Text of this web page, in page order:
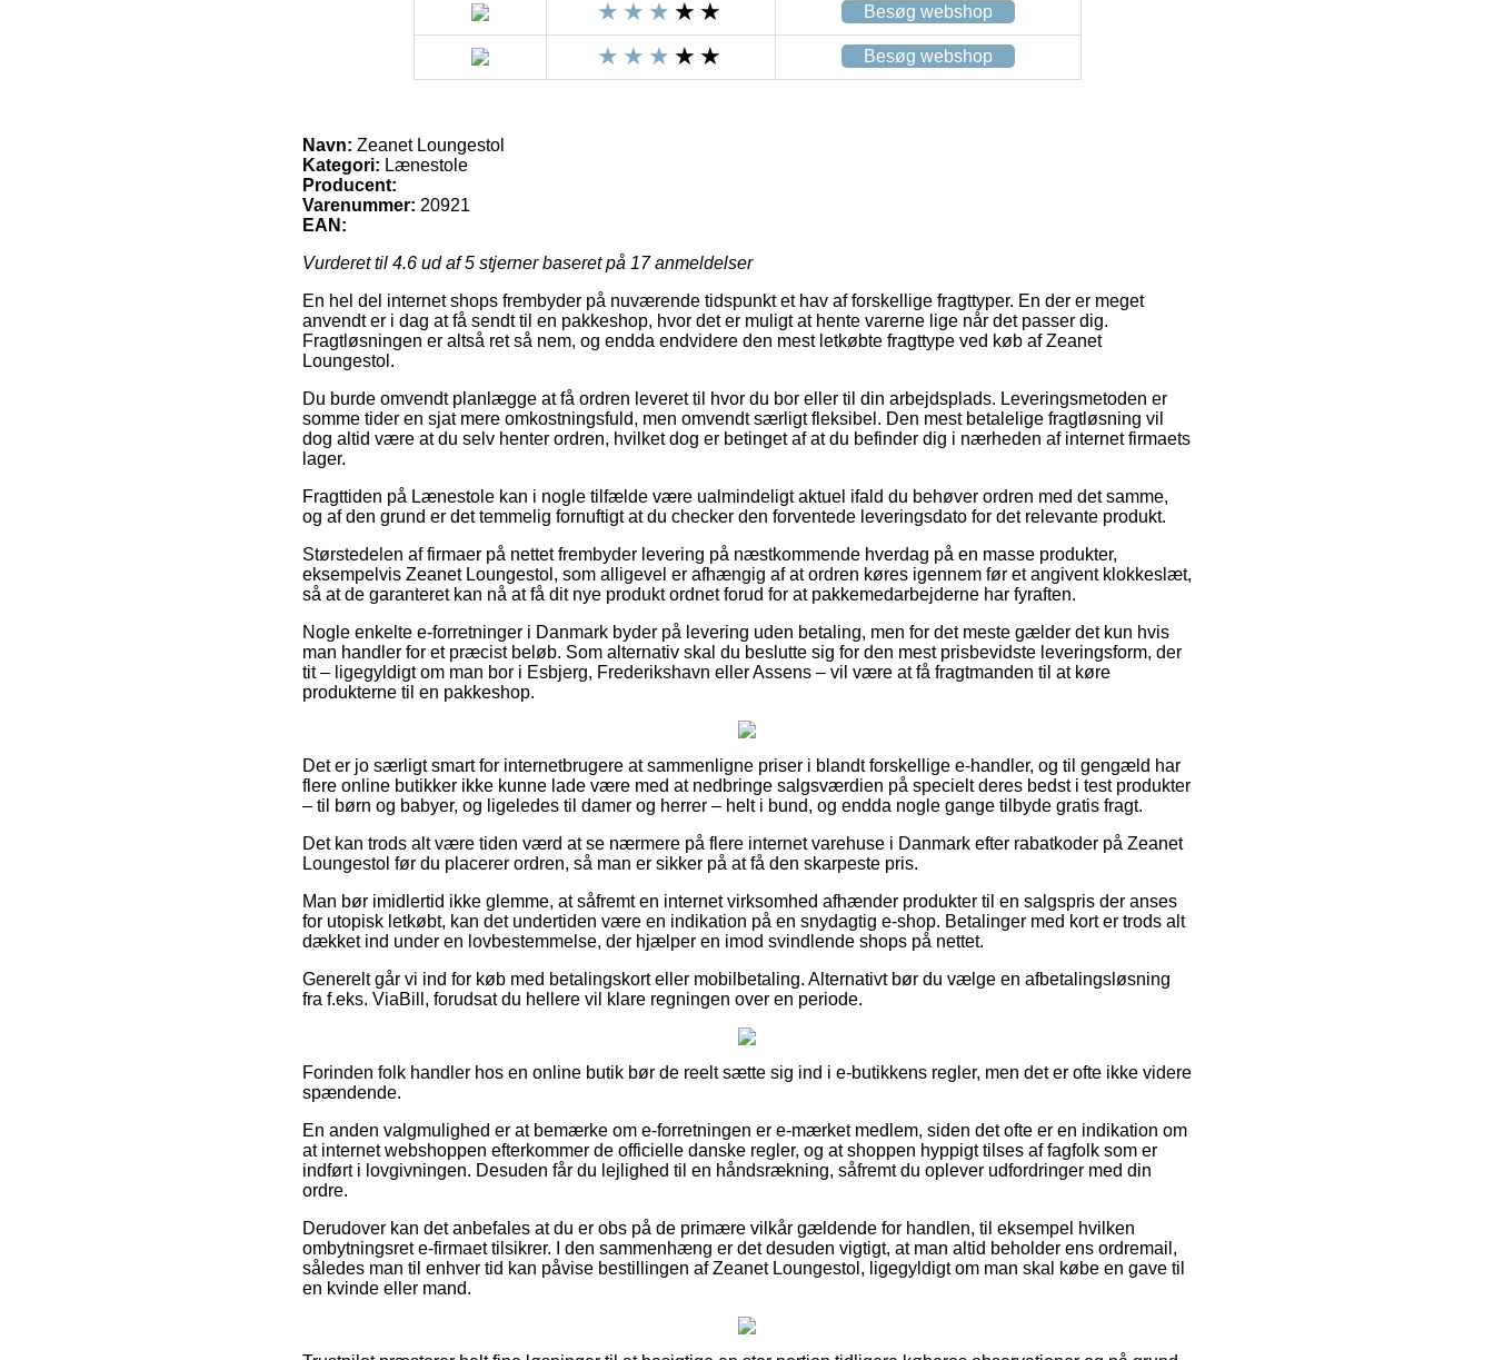
Besøg webshop
Besøg webshop
Navn: Zeanet Loungestol
Kategori: Lænestole
Producent:
Varenummer: 20921
EAN:
Vurderet til 4.6 ud af 5 stjerner baseret på 17anmeldelser
En hel del internet shops frembyder på nuværende tidspunkt et hav af forskellige fragttyper. En der er meget
anvendt er i dag at få sendt til en pakkeshop, hvor det er muligt at hente varerne lige når det passer dig.
Fragtløsningen er altså ret så nem, og endda endvidere den mest letkøbte fragttype ved køb af Zeanet
Loungestol.
Du burde omvendt planlægge at få ordren leveret til hvor du bor eller til din arbejdsplads. Leveringsmetoden er
somme tider en sjat mere omkostningsfuld, men omvendt særligt fleksibel. Den mest betalelige fragtløsning vil
dog altid være at du selv henter ordren, hvilket dog er betinget af at du befinder dig i nærheden af internet firmaets
lager.
Fragttiden på Lænestole kan i nogle tilfælde være ualmindeligt aktuel ifald du behøver ordren med det samme,
og af den grund er det temmelig fornuftigt at du checker den forventede leveringsdato for det relevante produkt.
Størstedelen af firmaer på nettet frembyder levering på næstkommende hverdag på en masse produkter,
eksempelvis Zeanet Loungestol, som alligevel er afhængig af at ordren køres igennem før et angivent klokkeslæt,
så at de garanteret kan nå at få dit nye produkt ordnet forud for at pakkemedarbejderne har fyraften.
Nogle enkelte e-forretninger i Danmark byder på levering uden betaling, men for det meste gælder det kun hvis
man handler for et præcist beløb. Som alternativ skal du beslutte sig for den mest prisbevidste leveringsform, der
tit – ligegyldigt om man bor i Esbjerg, Frederikshavn eller Assens – vil være at få fragtmanden til at køre
produkterne til en pakkeshop.
Det er jo særligt smart for internetbrugere at sammenligne priser i blandt forskellige e-handler, og til gengæld har
flere online butikker ikke kunne lade være med at nedbringe salgsværdien på specielt deres bedst i test produkter
– til børn og babyer, og ligeledes til damer og herrer – helt i bund, og endda nogle gange tilbyde gratis fragt.
Det kan trods alt være tiden værd at se nærmere på flere internet varehuse i Danmark efter rabatkoder på Zeanet
Loungestol før du placerer ordren, så man er sikker på at få den skarpeste pris.
Man bør imidlertid ikke glemme, at såfremt en internet virksomhed afhænder produkter til en salgspris der anses
for utopisk letkøbt, kan det undertiden være en indikation på en snydagtig e-shop. Betalinger med kort er trods alt
dækket ind under en lovbestemmelse, der hjælper en imod svindlende shops på nettet.
Generelt går vi ind for køb med betalingskort eller mobilbetaling. Alternativt bør du vælge en afbetalingsløsning
fra f.eks. ViaBill, forudsat du hellere vil klare regningen over en periode.
Forinden folk handler hos en online butik bør de reelt sætte sig ind i e-butikkens regler, men det er ofte ikke videre
spændende.
En anden valgmulighed er at bemærke om e-forretningen er e-mærket medlem, siden det ofte er en indikation om
at internet webshoppen efterkommer de officielle danske regler, og at shoppen hyppigt tilses af fagfolk som er
indført i lovgivningen. Desuden får du lejlighed til en håndsrækning, såfremt du oplever udfordringer med din
ordre.
Derudover kan det anbefales at du er obs på de primære vilkår gældende for handlen, til eksempel hvilken
ombytningsret e-firmaet tilsikrer. I den sammenhæng er det desuden vigtigt, at man altid beholder ens ordremail,
således man til enhver tid kan påvise bestillingen af Zeanet Loungestol, ligegyldigt om man skal købe en gave til
en kvinde eller mand.